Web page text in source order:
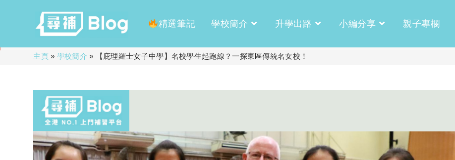
精選筆記 學校簡介 升學出路 小編分享 親子專欄
主頁» 學校簡介 » 【庇理羅士女子中學】名校學生起跑線？一探東區傳統名女校！